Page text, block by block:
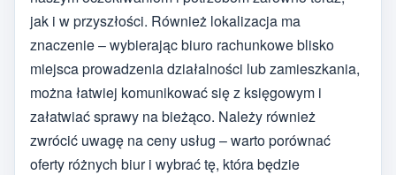
jak i w przyszłości. Również lokalizacja ma
znaczenie – wybierając biuro rachunkowe blisko
miejsca prowadzenia działalności lub zamieszkania,
można łatwiej komunikować się z księgowym i
załatwiać sprawy na bieżąco. Należy również
zwrócić uwagę na ceny usług – warto porównać
oferty różnych biur i wybrać tę, która będzie